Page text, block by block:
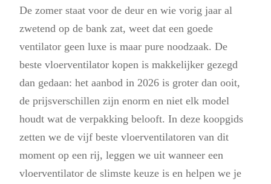
De zomer staat voor de deur en wie vorig jaar al
zwetend op de bank zat, weet dat een goede
ventilator geen luxe is maar pure noodzaak. De
beste vloerventilator kopen is makkelijker gezegd
dan gedaan: het aanbod in 2026 is groter dan ooit,
de prijsverschillen zijn enorm en niet elk model
houdt wat de verpakking belooft. In deze koopgids
zetten we de vijf beste vloerventilatoren van dit
moment op een rij, leggen we uit wanneer een
vloerventilator de slimste keuze is en helpen we je